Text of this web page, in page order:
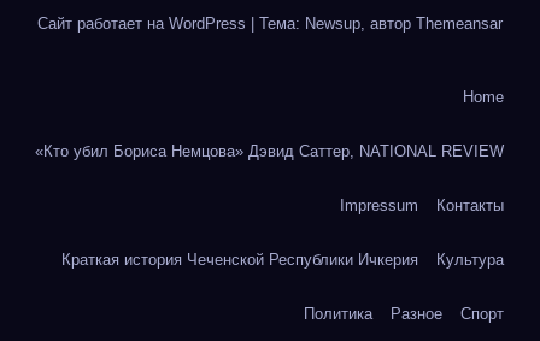
Сайт работает на WordPress | Тема: Newsup, автор Themeansar
Home
«Кто убил Бориса Немцова» Дэвид Саттер, NATIONAL REVIEW
Impressum Контакты
Краткая история Чеченской Республики Ичкерия Культура
Политика Разное Спорт